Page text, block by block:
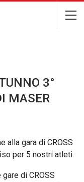
3°
MASER
alla gara di CROSS
per 5 nostri atleti.
di CROSS